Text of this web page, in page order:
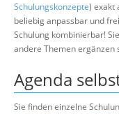
Schulungskonzepte) exakt
beliebig anpassbar und
Schulung kombinierbar!
andere Themen ergänzen
Agenda
Sie finden einzelne